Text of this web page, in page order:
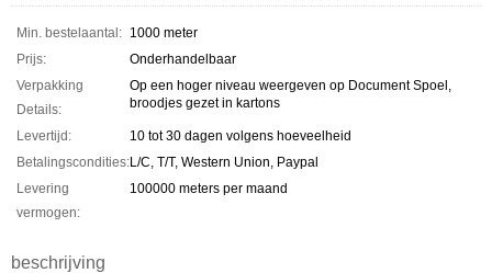
Min. bestelaantal: 1000 meter
Prijs:
Onderhandelbaar
Verpakking
Details:
Op een hoger niveau weergeven op Document Spoel,
broodjes gezet in kartons
Levertijd:
10 tot 30 dagen volgens hoeveelheid
Betalingscondities:L/C, T/T, Western Union, Paypal
Levering
vermogen:
100000 meters per maand
beschrijving